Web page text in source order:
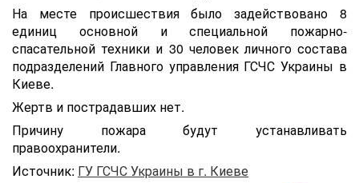
На месте происшествия было задействовано 8
единиц основной и специальной пожарно-
спасательной техники и 30 человек личного состава
подразделений Главного управления ГСЧС Украины в
Киеве.
Жертв и пострадавших нет.
Причину пожара будут устанавливать
правоохранители.
Источник: ГУ ГСЧС Украины в г. Киеве